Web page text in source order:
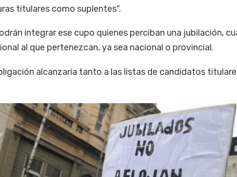
titulares como suplentes".
integrar ese cupo quienes perciban una jubilación,
al que pertenezcan, ya sea nacional o provincial.
alcanzaría tanto a las listas de candidatos